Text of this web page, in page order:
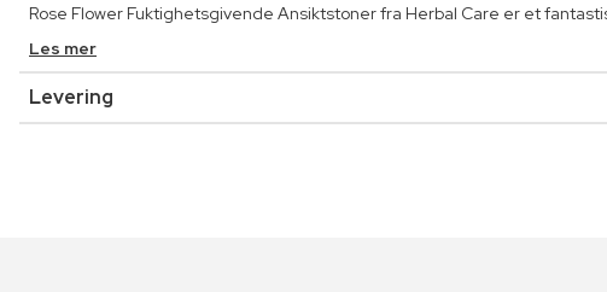
Rose Flower Fuktighetsgivende Ansiktstoner fra Herbal Care er et
Les mer
Levering